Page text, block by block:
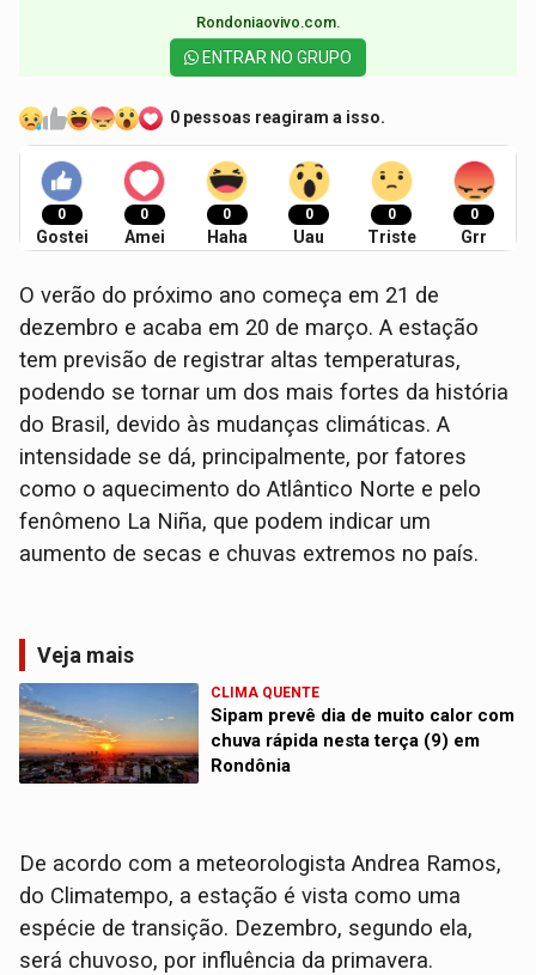
Rondoniaovivo.com.​
ENTRAR NO GRUPO
0 pessoas reagiram a isso.
0
Gostei
0
Amei
0
Haha
0
Uau
0
Triste
0
Grr
O verão do próximo ano começa em 21 de
dezembro e acaba em 20 de março. A estação
tem previsão de registrar altas temperaturas,
podendo se tornar um dos mais fortes da história
do Brasil, devido às mudanças climáticas. A
intensidade se dá, principalmente, por fatores
como o aquecimento do Atlântico Norte e pelo
fenômeno La Niña, que podem indicar um
aumento de secas e chuvas extremos no país.
Veja mais
CLIMA QUENTE
Sipam prevê dia de muito calor com
chuva rápida nesta terça (9) em
Rondônia
De acordo com a meteorologista Andrea Ramos,
do Climatempo, a estação é vista como uma
espécie de transição. Dezembro, segundo ela,
será chuvoso, por influência da primavera.